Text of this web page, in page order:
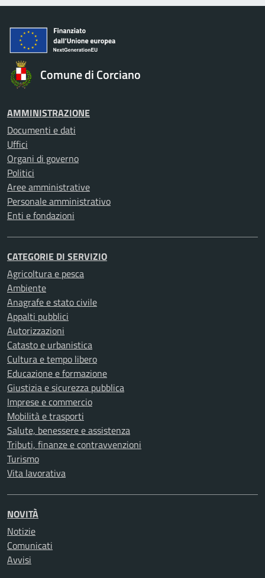
Comune di Corciano
AMMINISTRAZIONE
Documenti e dati
Uffici
Organi di governo
Politici
Aree amministrative
Personale amministrativo
Enti e fondazioni
CATEGORIE DI SERVIZIO
Agricoltura e pesca
Ambiente
Anagrafe e stato civile
Appalti pubblici
Autorizzazioni
Catasto e urbanistica
Cultura e tempo libero
Educazione e formazione
Giustizia e sicurezza pubblica
Imprese e commercio
Mobilità e trasporti
Salute, benessere e assistenza
Tributi, finanze e contravvenzioni
Turismo
Vita lavorativa
NOVITÀ
Notizie
Comunicati
Avvisi